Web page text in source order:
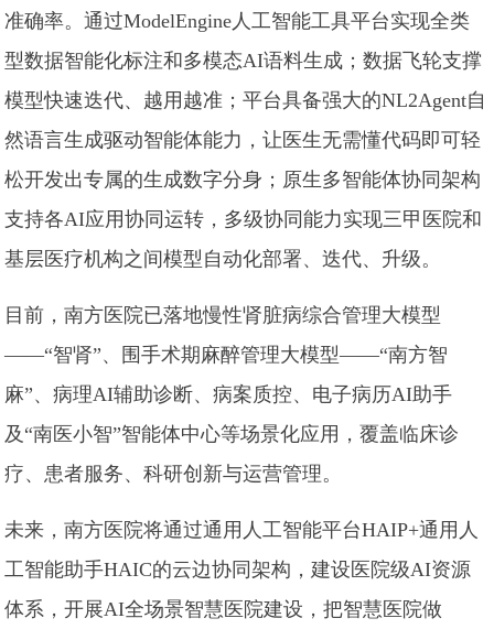
准确率。通过ModelEngine人工智能工具平台实现全类
型数据智能化标注和多模态AI语料生成；数据飞轮支撑
模型快速迭代、越用越准；平台具备强大的NL2Agent自
然语言生成驱动智能体能力，让医生无需懂代码即可轻
松开发出专属的生成数字分身；原生多智能体协同架构
支持各AI应用协同运转，多级协同能力实现三甲医院和
基层医疗机构之间模型自动化部署、迭代、升级。
目前，南方医院已落地慢性肾脏病综合管理大模型
——“智肾”、围手术期麻醉管理大模型——“南方智
麻”、病理AI辅助诊断、病案质控、电子病历AI助手
及“南医小智”智能体中心等场景化应用，覆盖临床诊
疗、患者服务、科研创新与运营管理。
未来，南方医院将通过通用人工智能平台HAIP+通用人
工智能助手HAIC的云边协同架构，建设医院级AI资源
体系，开展AI全场景智慧医院建设，把智慧医院做